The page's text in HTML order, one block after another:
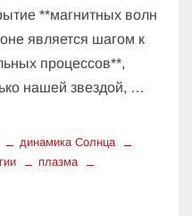
**магнитных волн
является шагом к
процессов**,
нашей звездой, …
динамика Солнца
плазма